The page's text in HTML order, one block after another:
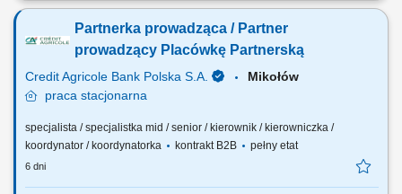
obsługi. Monitorowanie stanów magazynowych i zamówień.
Dostosowywanie asortymentu sklepu do potrzeb lokalnego rynku.
Partnerka prowadząca / Partner
prowadzący Placówkę Partnerską
Credit Agricole Bank Polska S.A.
Mikołów
praca stacjonarna
specjalista / specjalistka mid / senior / kierownik / kierowniczka /
koordynator / koordynatorka
kontrakt B2B pełny etat
6 dni